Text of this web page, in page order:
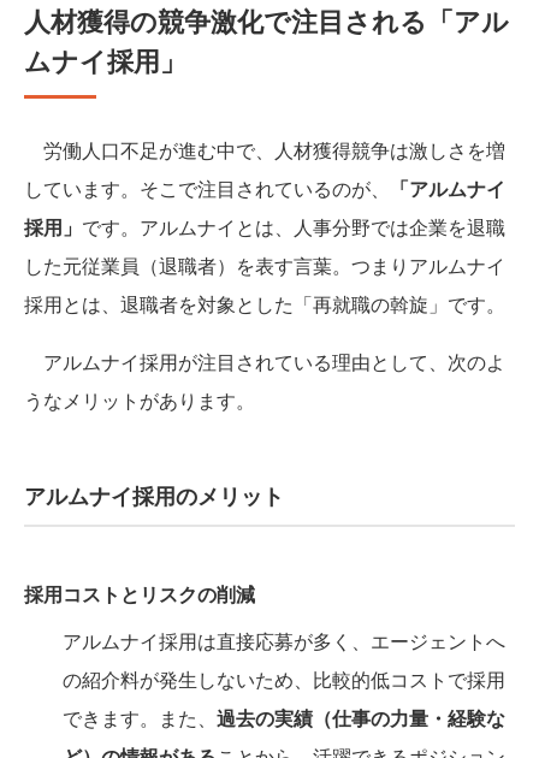
人材獲得の競争激化で注目される「アル
ムナイ採用」
労働人口不足が進む中で、人材獲得競争は激しさを増
しています。そこで注目されているのが、
「アルムナイ
採用」 です。アルムナイとは、人事分野では企業を退職
した元従業員（退職者）を表す言葉。つまりアルムナイ
採用とは、退職者を対象とした「再就職の斡旋」です。
アルムナイ採用が注目されている理由として、次のよ
うなメリットがあります。
アルムナイ採用のメリット
採用コストとリスクの削減
アルムナイ採用は直接応募が多く、エージェントへ
の紹介料が発生しないため、比較的低コストで採用
できます。また、 過去の実績（仕事の力量・経験な